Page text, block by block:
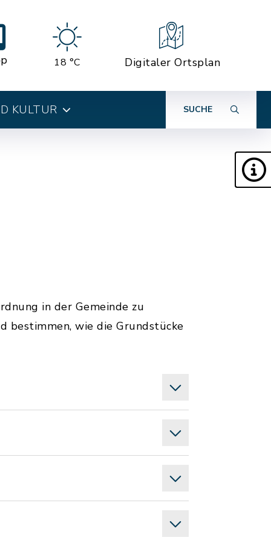
18 °C Digitaler Ortsplan
KULTUR SUCHE
in der Gemeinde zu
bestimmen, wie die Grundstücke